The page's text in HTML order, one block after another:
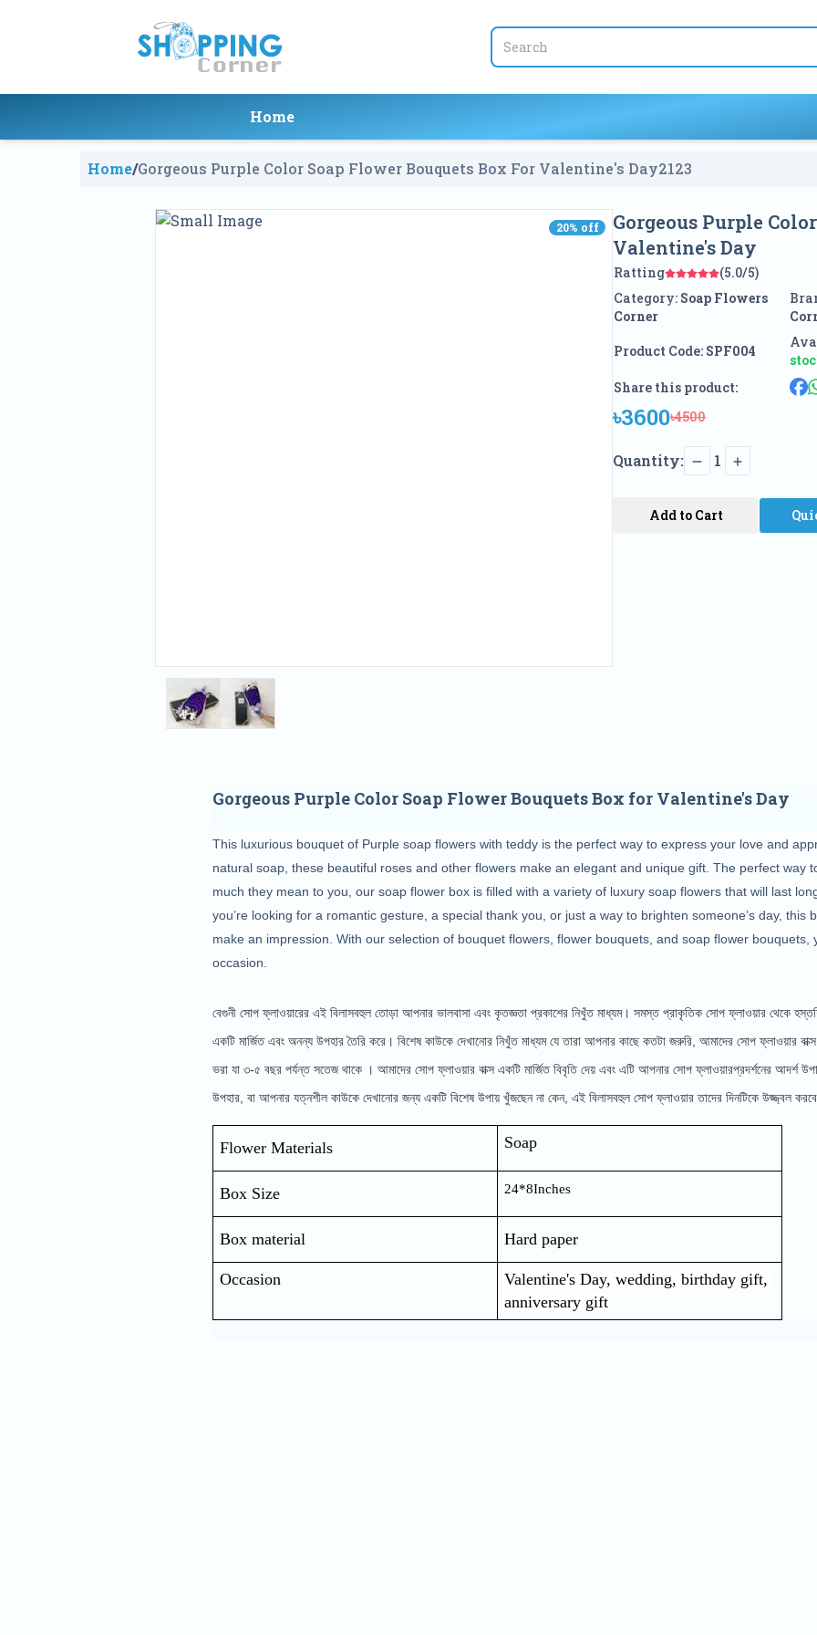
Home
Home/Gorgeous Purple Color Soap Flower Bouquets Box For Valentine's Day2123
20% off
20% off
Gorgeous Purple
Valentine's Day
Ratting
(5.0/5)
Category: Soap Flowers
Corner
Product Code: SPF004
Share this product:
৳3600৳4500
Quantity: 1
Add to Cart
Gorgeous Purple Color Soap Flower Bouquets Box for Valentine's Day
This luxurious bouquet of Purple soap flowers with teddy is the perfect way to express your love and
natural soap, these beautiful roses and other flowers make an elegant and unique gift. The perfect way
much they mean to you, our soap flower box is filled with a variety of luxury soap flowers that will last
you’re looking for a romantic gesture, a special thank you, or just a way to brighten someone’s day, this
make an impression. With our selection of bouquet flowers, flower bouquets, and soap flower bouquets,
occasion.
বেগুনী সোপ ফ্লাওয়ারের এই বিলাসবহুল তোড়া আপনার ভালবাসা এবং কৃতজ্ঞতা প্রকাশের নিখুঁত মাধ্যম। সমস্ত প্রাকৃতিক সোপ ফ্লাওয়ার থেকে
একটি মার্জিত এবং অনন্য উপহার তৈরি করে। বিশেষ কাউকে দেখানোর নিখুঁত মাধ্যম যে তারা আপনার কাছে কতটা জরুরি, আমাদের সোপ ফ্লাওয়ার
ভরা যা ৩-৫ বছর পর্যন্ত সতেজ থাকে । আমাদের সোপ ফ্লাওয়ার বাক্স একটি মার্জিত বিবৃতি দেয় এবং এটি আপনার সোপ ফ্লাওয়ারপ্রদর্শনের আদর্শ
উপহার, বা আপনার যত্নশীল কাউকে দেখানোর জন্য একটি বিশেষ উপায় খুঁজছেন না কেন, এই বিলাসবহুল সোপ ফ্লাওয়ার তাদের দিনটিকে উজ্জ্বল
Flower Materials Soap
Box Size 24*8Inches
Box material Hard paper
Occasion
Valentine's Day, wedding, birthday gift,
anniversary gift